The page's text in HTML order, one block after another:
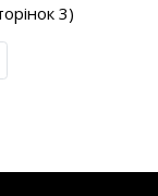
3)